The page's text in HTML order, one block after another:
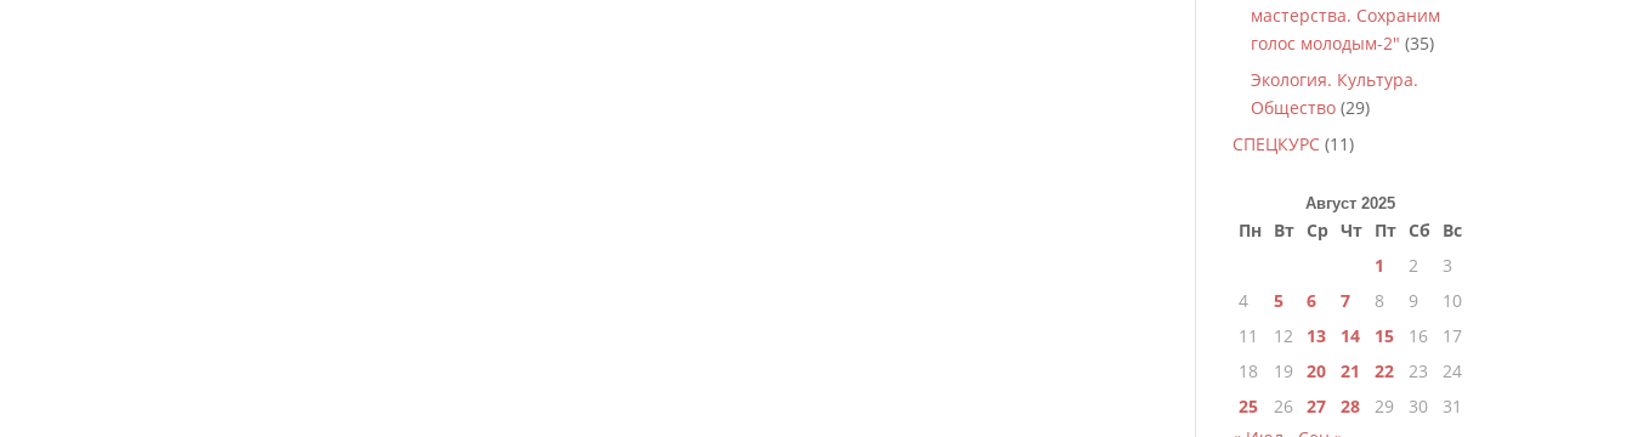
мастерства. Сохраним
голос молодым-2" (35)
Экология. Культура.
Общество (29)
СПЕЦКУРС (11)
Август 2025
Пн Вт Ср Чт Пт Сб
Вс
1
2
3
4
5 6 7 8 9
10
11
12 13 14 15 16
17
18
19 20 21 22 23
24
25
26 27 28 29 30
31